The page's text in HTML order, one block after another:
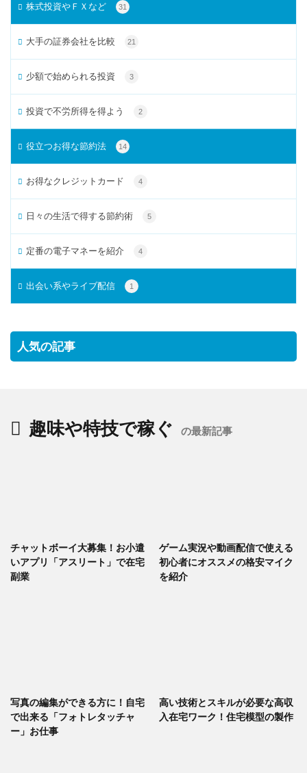
株式投資やＦＸなど 31
大手の証券会社を比較 21
少額で始められる投資 3
投資で不労所得を得よう 2
役立つお得な節約法 14
お得なクレジットカード 4
日々の生活で得する節約術 5
定番の電子マネーを紹介 4
出会い系やライブ配信 1
人気の記事
趣味や特技で稼ぐ の最新記事
チャットボーイ大募集！お小遣
いアプリ「アスリート」で在宅
副業
ゲーム実況や動画配信で使える
初心者にオススメの格安マイク
を紹介
写真の編集ができる方に！自宅
で出来る「フォトレタッチャ
ー」お仕事
高い技術とスキルが必要な高収
入在宅ワーク！住宅模型の製作